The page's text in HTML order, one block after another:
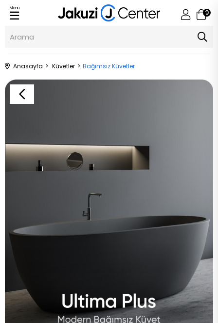
0
Menu
Anasayfa Küvetler Bağımsız Küvetler